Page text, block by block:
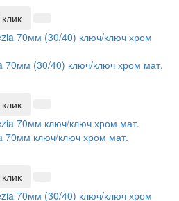
70мм (30/40) ключ/ключ хром мат.
70мм ключ/ключ хром мат.